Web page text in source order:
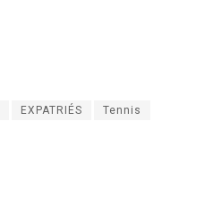
EXPATRIÉS Tennis